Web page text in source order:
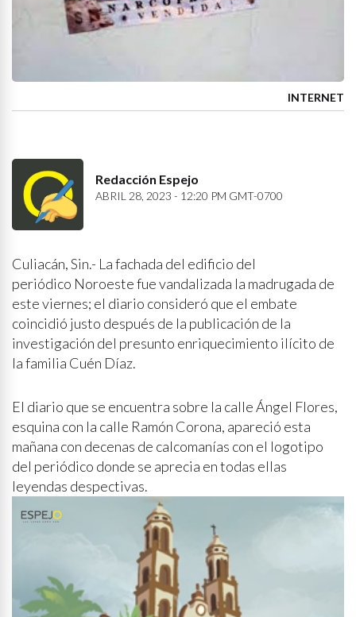
INTERNET
Redacción Espejo
ABRIL 28, 2023 - 12:20 PM GMT-0700
Culiacán, Sin.- La fachada del edificio del
periódico Noroeste fue vandalizada la madrugada de
este viernes; el diario consideró que el embate
coincidió justo después de la publicación de la
investigación del presunto enriquecimiento ilícito de
la familia Cuén Díaz.
El diario que se encuentra sobre la calle Ángel Flores,
esquina con la calle Ramón Corona, apareció esta
mañana con decenas de calcomanías con el logotipo
del periódico donde se aprecia en todas ellas
leyendas despectivas.